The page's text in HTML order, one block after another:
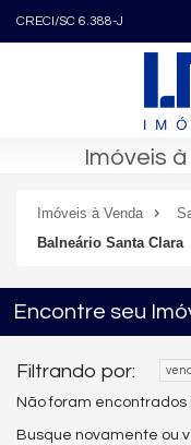
CRECI/SC 6.388-J
Imóveis
Imóveis à Venda
Balneário Santa Clara
Encontre seu
Filtrando por:
Não foram encontrados
Busque novamente ou